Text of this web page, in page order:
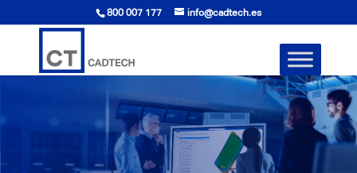
800 007 177 info@cadtech.es